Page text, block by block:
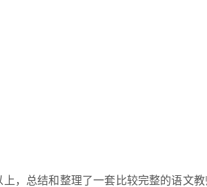
上，总结和整理了一套比较完整的语文